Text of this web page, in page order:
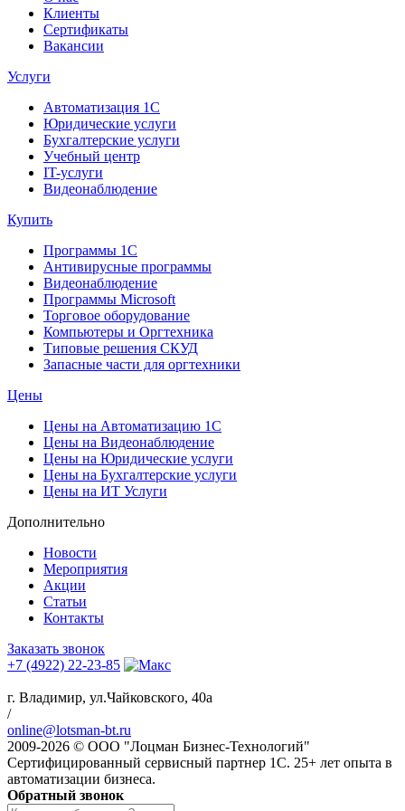
Клиенты
Сертификаты
Вакансии
Услуги
Автоматизация 1С
Юридические услуги
Бухгалтерские услуги
Учебный центр
IT-услуги
Видеонаблюдение
Купить
Программы 1С
Антивирусные программы
Видеонаблюдение
Программы Microsoft
Торговое оборудование
Компьютеры и Оргтехника
Типовые решения СКУД
Запасные части для оргтехники
Цены
Цены на Автоматизацию 1С
Цены на Видеонаблюдение
Цены на Юридические услуги
Цены на Бухгалтерские услуги
Цены на ИТ Услуги
Дополнительно
Новости
Мероприятия
Акции
Статьи
Контакты
Заказать звонок
+7 (4922) 22-23-85
г. Владимир, ул.Чайковского, 40а
/
online@lotsman-bt.ru
2009-2026 © ООО "Лоцман Бизнес-Технологий"
Сертифицированный сервисный партнер 1С. 25+ лет опыта в
автоматизации бизнеса.
Обратный звонок